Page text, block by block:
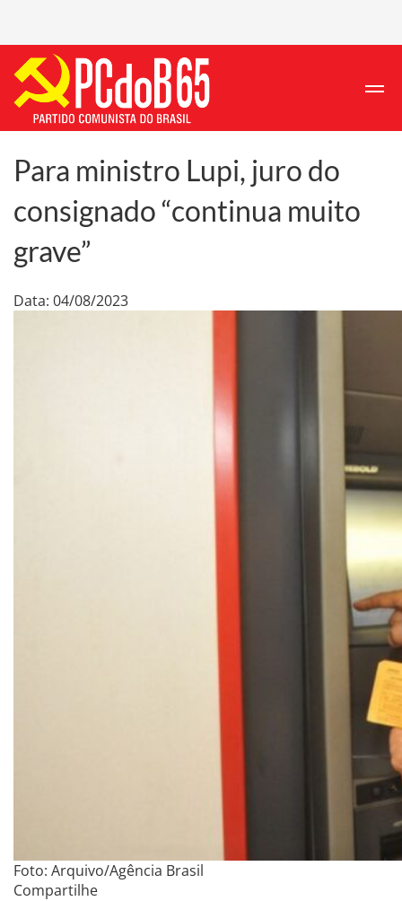
Para ministro Lupi, juro do
consignado “continua muito
grave”
Data: 04/08/2023
Foto: Arquivo/Agência Brasil
Compartilhe